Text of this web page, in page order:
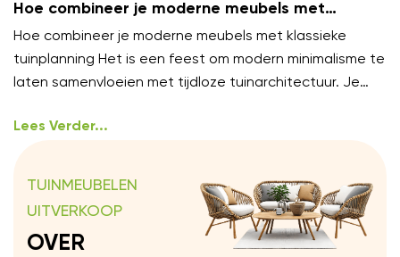
Hoe combineer je moderne meubels met
klassieke tuinplanning?
Hoe combineer je moderne meubels met klassieke
tuinplanning Het is een feest om modern minimalisme te
laten samenvloeien met tijdloze tuinarchitectuur. Je
Lees Verder...
TUINMEUBELEN
UITVERKOOP
OVER